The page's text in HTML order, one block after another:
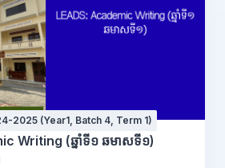
2025 (Year1, Batch 4, Term 1)
Writing (ឆ្នាំទី១ ឆមាសទី១)